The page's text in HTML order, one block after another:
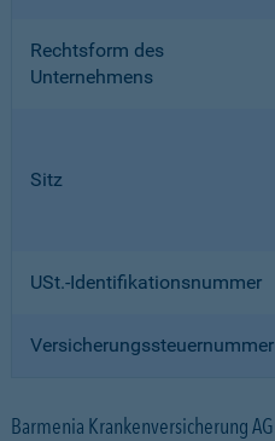
Rechtsform des
Unternehmens
Sitz
USt.-Identifikationsnummer
Versicherungssteuernummer
Barmenia Krankenversicherung AG